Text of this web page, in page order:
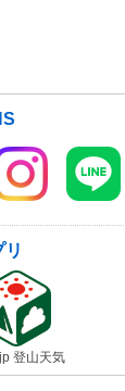
登山天気